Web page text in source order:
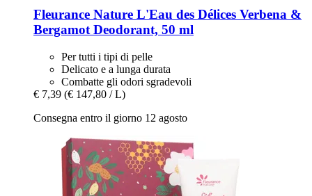
Fleurance Nature L'Eau des Délices Verbena &
Bergamot Deodorant, 50 ml
Per tutti i tipi di pelle
Delicato e a lunga durata
Combatte gli odori sgradevoli
€ 7,39 (€ 147,80 / L)
Consegna entro il giorno 12 agosto